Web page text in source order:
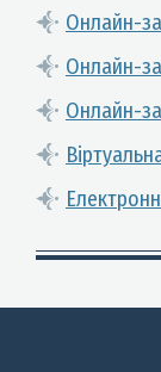
Онлайн-
Онлайн-
Онлайн-